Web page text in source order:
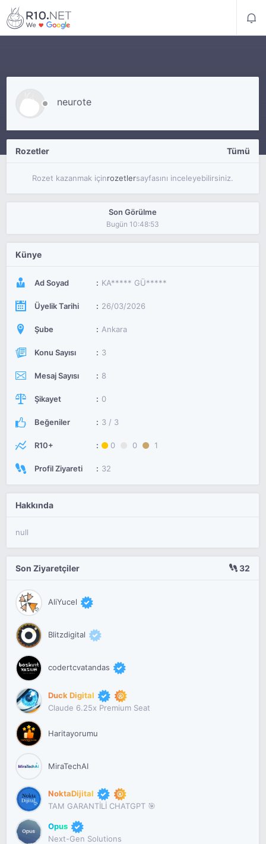
neurote
Rozetler Tümü
Rozet kazanmak içinrozetlersayfasını inceleyebilirsiniz.
Son Görülme
Bugün 10:48:53
Künye
Ad Soyad KA***** GÜ*****
Üyelik Tarihi 26/03/2026
Şube Ankara
Konu Sayısı 3
Mesaj Sayısı 8
Şikayet 0
Beğeniler 3 / 3
R10+ 0 0 1
Profil Ziyareti 32
Hakkında
null
Son Ziyaretçiler 32
AliYucel
Blitzdigital
codertcvatandas
Duck Digital
Claude 6.25x Premium Seat
Haritayorumu
MiraTechAI
NoktaDijital
TAM GARANTİLİ CHATGPT 🎯
Opus
Next-Gen Solutions